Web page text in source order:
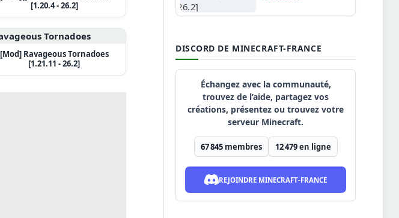
[1.20.4 - 26.2]
[Mod] Ravageous Tornadoes
[1.21.11 - 26.2]
DISCORD DE MINECRAFT-FRANCE
Échangez avec la communauté,
trouvez de l’aide, partagez vos
créations, présentez ou trouvez votre
serveur Minecraft.
67 845membres 12 479en ligne
REJOINDRE MINECRAFT-FRANCE